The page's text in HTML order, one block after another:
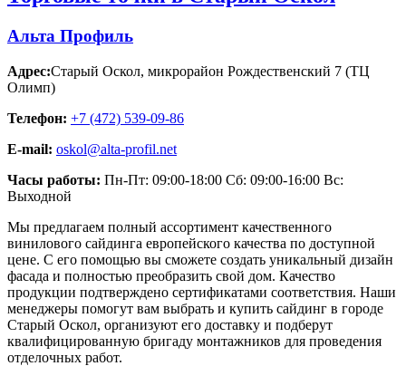
Альта Профиль
Адрес:Старый Оскол, микрорайон Рождественский 7 (ТЦ
Олимп)
Телефон: +7 (472) 539-09-86
E-mail: oskol@alta-profil.net
Часы работы: Пн-Пт: 09:00-18:00 Сб: 09:00-16:00 Вс:
Выходной
Мы предлагаем полный ассортимент качественного
винилового сайдинга европейского качества по доступной
цене. С его помощью вы сможете создать уникальный дизайн
фасада и полностью преобразить свой дом. Качество
продукции подтверждено сертификатами соответствия. Наши
менеджеры помогут вам выбрать и купить сайдинг в городе
Старый Оскол, организуют его доставку и подберут
квалифицированную бригаду монтажников для проведения
отделочных работ.